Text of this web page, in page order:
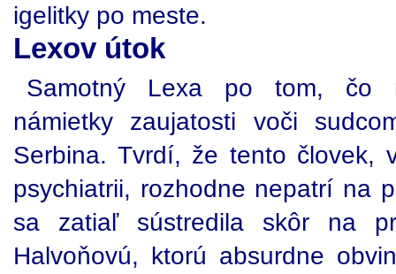
igelitky po meste.
Lexov útok
Samotný Lexa po tom, čo
námietky zaujatosti voči
Serbina. Tvrdí, že tento človek,
psychiatrii, rozhodne nepatrí na
sa zatiaľ sústredila skôr na
Halvoňovú, ktorú absurdne